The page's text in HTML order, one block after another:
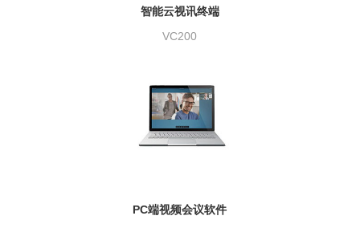
智能云视讯终端
VC200
PC端视频会议软件